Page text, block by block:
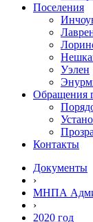
Поселения
Уэлен
Обращения
Контакты
Документы
›
МНПА
›
2020 год